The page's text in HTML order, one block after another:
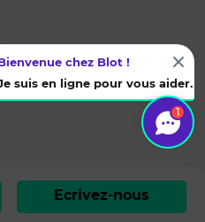
Ecrivez-nous
1
chez Blot !
suis en ligne pour vous aider.